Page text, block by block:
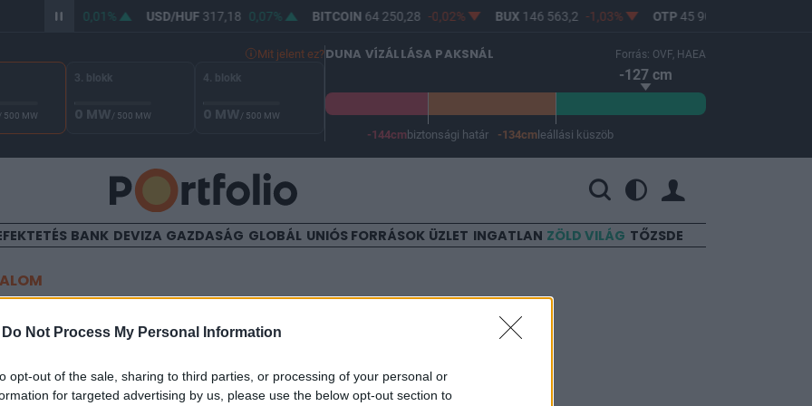
Do Not Process My Personal Information
opt-out of the sale, sharing to third parties, or processing of your personal or
for targeted advertising by us, please use the below opt-out section to
365,44 0,01% USD/HUF317,18 0,07% BITCOIN64 250,28 -0,02% BUX146 563,2 -1,03% OTP45 900
Mit jelent ez?
/ 500 MW
3. blokk
0 MW/ 500 MW
4. blokk
0 MW/ 500 MW
DUNA VÍZÁLLÁSA PAKSNÁL Forrás: OVF, HAEA
-127 cm
-144cm biztonsági határ -134cm leállási küszöb
BANK DEVIZA GAZDASÁG GLOBÁL UNIÓS FORRÁSOK ÜZLET INGATLAN ZÖLD VILÁG TŐZSDE
az EKB: ne várjunk túl sokat a